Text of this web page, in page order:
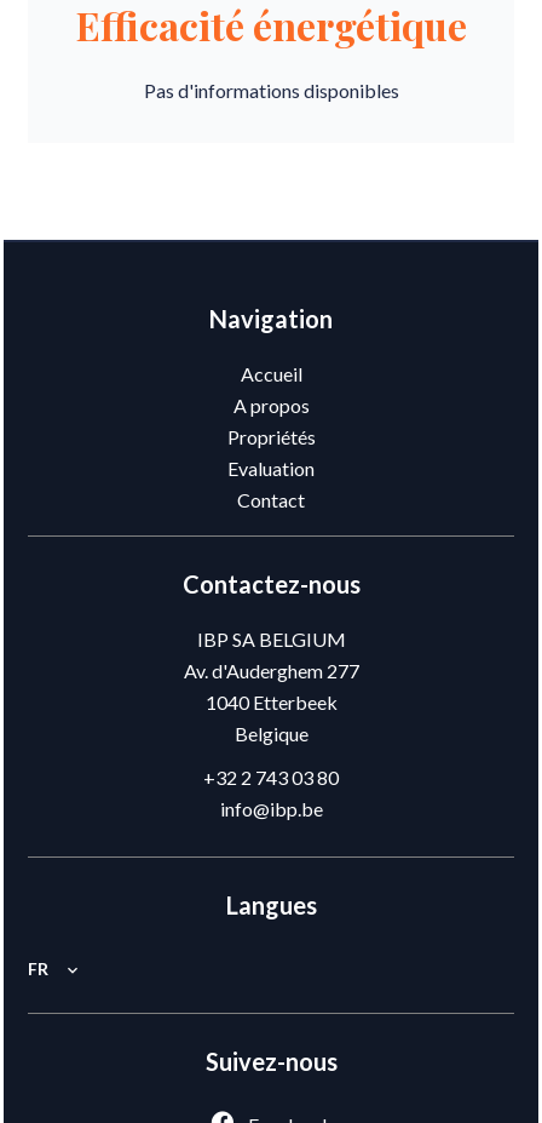
Efficacité énergétique
Pas d'informations disponibles
Navigation
Accueil
A propos
Propriétés
Evaluation
Contact
Contactez-nous
IBP SA BELGIUM
Av. d'Auderghem 277
1040Etterbeek
Belgique
+32 2 743 03 80
info@ibp.be
Langues
FR
Suivez-nous